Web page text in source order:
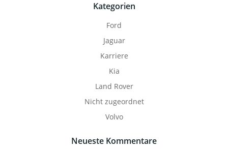
Kategorien
Ford
Jaguar
Karriere
Kia
Land Rover
Nicht zugeordnet
Volvo
Neueste Kommentare